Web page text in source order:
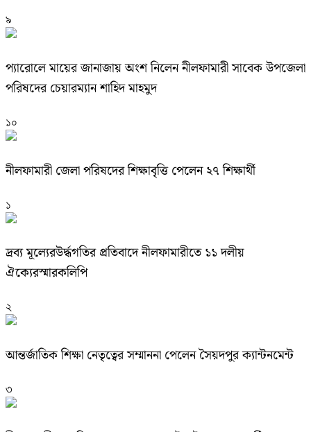
৯
প্যারোলে মায়ের জানাজায় অংশ নিলেন নীলফামারী সাবেক উপজেলা
পরিষদের চেয়ারম্যান শাহিদ মাহমুদ
১০
নীলফামারী জেলা পরিষদের শিক্ষাবৃত্তি পেলেন ২৭ শিক্ষার্থী
১
দ্রব্য মূল্যেরউর্দ্ধগতির প্রতিবাদে নীলফামারীতে ১১ দলীয়
ঐক্যেরস্মারকলিপি
২
আন্তর্জাতিক শিক্ষা নেতৃত্বের সম্মাননা পেলেন সৈয়দপুর ক্যান্টনমেন্ট
৩